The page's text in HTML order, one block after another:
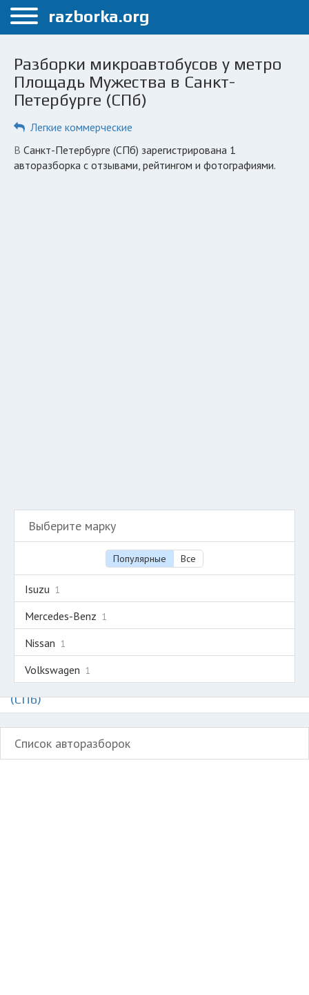
Меню
Санкт-Петербург
ПОЛЬЗОВАТЕЛЯМ
Автосервисы
Разборки микроавтобусов у метро
Площадь Мужества в Санкт-
Петербурге (СПб)
Легкие коммерческие
в Санкт-Петербурге (СПб) зарегистрирована 1
авторазборка с отзывами, рейтингом и фотографиями.
Выберите марку
Популярные Все
Isuzu 1
Mercedes-Benz 1
Nissan 1
Volkswagen 1
Авторазборки легких коммерческих авто и
микроавтобусов на карте Санкт-Петербурга
(СПб)
Список авторазборок
razborka.org